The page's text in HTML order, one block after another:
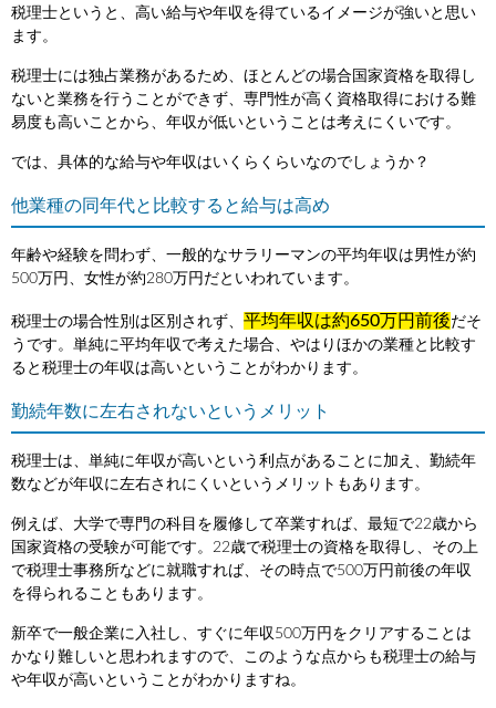
税理士というと、高い給与や年収を得ているイメージが強いと思い
ます。
税理士には独占業務があるため、ほとんどの場合国家資格を取得し
ないと業務を行うことができず、専門性が高く資格取得における難
易度も高いことから、年収が低いということは考えにくいです。
では、具体的な給与や年収はいくらくらいなのでしょうか？
他業種の同年代と比較すると給与は高め
年齢や経験を問わず、一般的なサラリーマンの平均年収は男性が約
500万円、女性が約280万円だといわれています。
税理士の場合性別は区別されず、 平均年収は約650万円前後だそ
うです。単純に平均年収で考えた場合、やはりほかの業種と比較す
ると税理士の年収は高いということがわかります。
勤続年数に左右されないというメリット
税理士は、単純に年収が高いという利点があることに加え、勤続年
数などが年収に左右されにくいというメリットもあります。
例えば、大学で専門の科目を履修して卒業すれば、最短で22歳から
国家資格の受験が可能です。22歳で税理士の資格を取得し、その上
で税理士事務所などに就職すれば、その時点で500万円前後の年収
を得られることもあります。
新卒で一般企業に入社し、すぐに年収500万円をクリアすることは
かなり難しいと思われますので、このような点からも税理士の給与
や年収が高いということがわかりますね。